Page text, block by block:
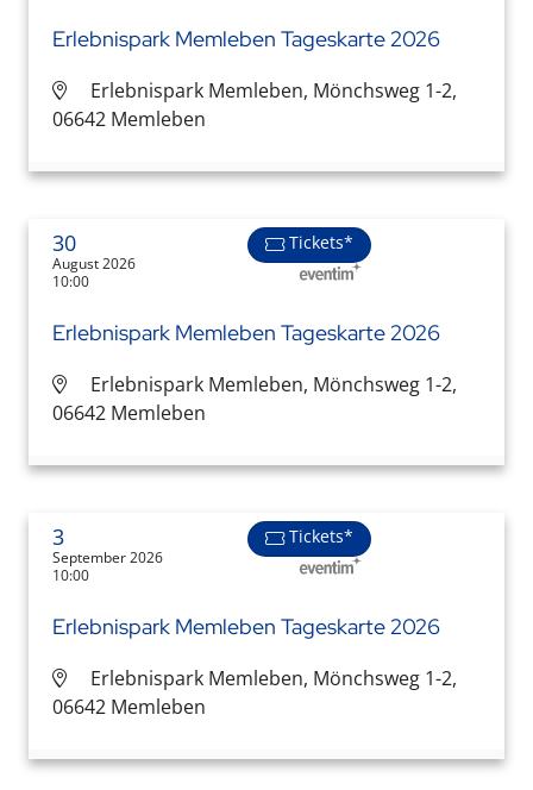
Erlebnispark Memleben Tageskarte 2026
Erlebnispark Memleben, Mönchsweg 1-2,
06642 Memleben
30
August 2026
10:00
Tickets*
Erlebnispark Memleben Tageskarte 2026
Erlebnispark Memleben, Mönchsweg 1-2,
06642 Memleben
3
September 2026
10:00
Tickets*
Erlebnispark Memleben Tageskarte 2026
Erlebnispark Memleben, Mönchsweg 1-2,
06642 Memleben